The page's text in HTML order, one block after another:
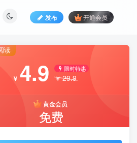
发布 开通会员
读
￥ 4.9 限时特惠
￥29.9
黄金会员
免费